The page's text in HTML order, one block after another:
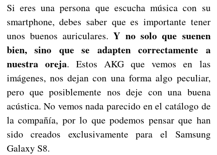
Si eres una persona que escucha música con su
smartphone, debes saber que es importante tener
unos buenos auriculares. Y no solo que suenen
bien, sino que se adapten correctamente a
nuestra oreja. Estos AKG que vemos en las
imágenes, nos dejan con una forma algo peculiar,
pero que posiblemente nos deje con una buena
acústica. No vemos nada parecido en el catálogo de
la compañía, por lo que podemos pensar que han
sido creados exclusivamente para el Samsung
Galaxy S8.